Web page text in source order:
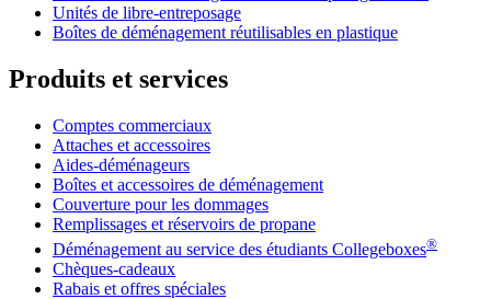
Unités de libre-entreposage
Boîtes de déménagement réutilisables en plastique
Produits et services
Comptes commerciaux
Attaches et accessoires
Aides-déménageurs
Boîtes et accessoires de déménagement
Couverture pour les dommages
Remplissages et réservoirs de propane
Déménagement au service des étudiants Collegeboxes®
Chèques-cadeaux
Rabais et offres spéciales